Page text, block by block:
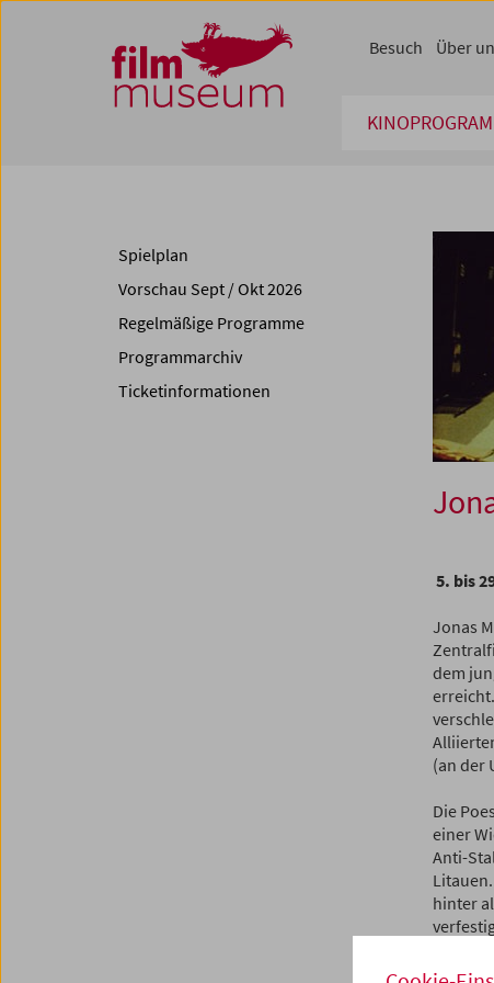
Zum Inhalt
Zum Hauptmenü
Zur Servicenavigation
Zum Suche
Besuch Über
5. bis
Jonas
dem
(an der
Die
einer
Anti-
hinter
Spielplan
Vorschau Sept / Okt 2026
Regelmäßige Programme
Programmarchiv
Ticketinformationen